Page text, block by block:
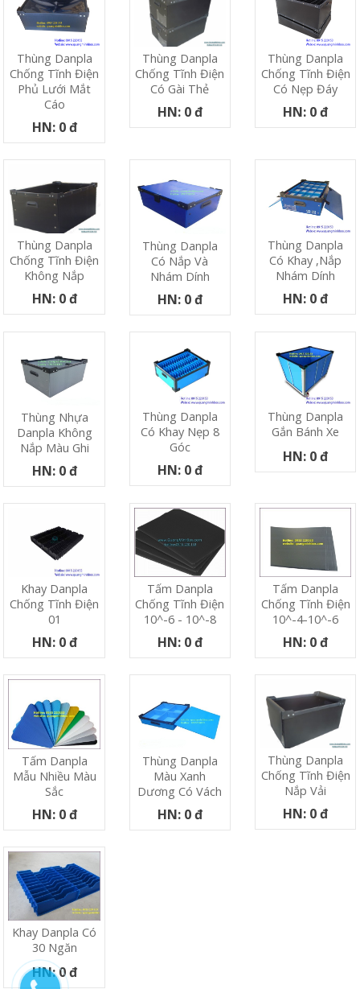
Thùng Danpla
Chống Tĩnh Điện
Phủ Lưới Mắt
Cáo
HN: 0 đ
Thùng Danpla
Chống Tĩnh Điện
Có Gài Thẻ
HN: 0 đ
Thùng Danpla
Chống Tĩnh Điện
Có Nẹp Đáy
HN: 0 đ
Thùng Danpla
Chống Tĩnh Điện
Không Nắp
HN: 0 đ
Thùng Danpla
Có Nắp Và
Nhám Dính
HN: 0 đ
Thùng Danpla
Có Khay ,nắp
Nhám Dính
HN: 0 đ
Thùng Nhựa
Danpla Không
Nắp Màu Ghi
HN: 0 đ
Thùng Danpla
Có Khay Nẹp 8
Góc
HN: 0 đ
Thùng Danpla
Gắn Bánh Xe
HN: 0 đ
Khay Danpla
Chống Tĩnh Điện
01
HN: 0 đ
Tấm Danpla
Chống Tĩnh Điện
10^-6 - 10^-8
HN: 0 đ
Tấm Danpla
Chống Tĩnh Điện
10^-4-10^-6
HN: 0 đ
Tấm Danpla
Mẫu Nhiều Màu
Sắc
HN: 0 đ
Thùng Danpla
Màu Xanh
Dương Có Vách
HN: 0 đ
Thùng Danpla
Chống Tĩnh Điện
Nắp Vải
HN: 0 đ
Khay Danpla Có
30 Ngăn
HN: 0 đ